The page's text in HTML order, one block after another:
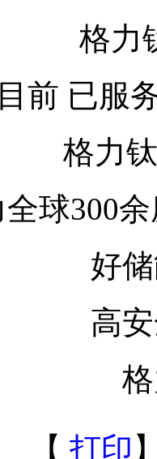
格力
前 已服
格力
球300
好
高
【 打印